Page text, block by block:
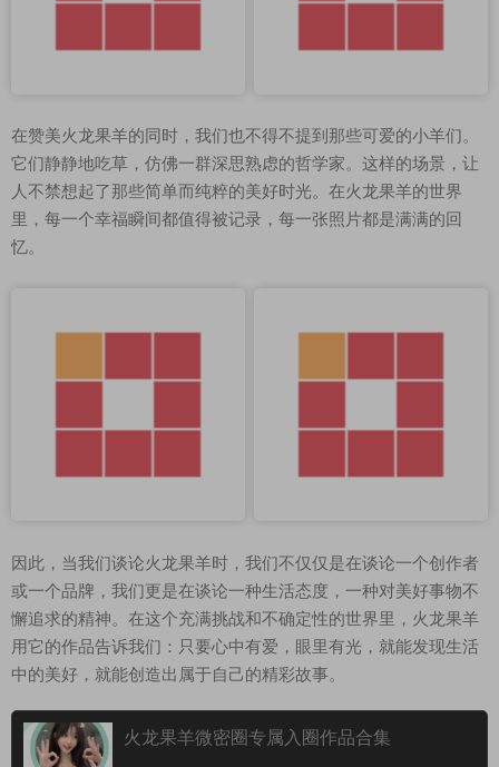
在赞美火龙果羊的同时，我们也不得不提到那些可爱的小羊们。
它们静静地吃草，仿佛一群深思熟虑的哲学家。这样的场景，让
人不禁想起了那些简单而纯粹的美好时光。在火龙果羊的世界
里，每一个幸福瞬间都值得被记录，每一张照片都是满满的回
忆。
因此，当我们谈论火龙果羊时，我们不仅仅是在谈论一个创作者
或一个品牌，我们更是在谈论一种生活态度，一种对美好事物不
懈追求的精神。在这个充满挑战和不确定性的世界里，火龙果羊
用它的作品告诉我们：只要心中有爱，眼里有光，就能发现生活
中的美好，就能创造出属于自己的精彩故事。
火龙果羊微密圈专属入圈作品合集